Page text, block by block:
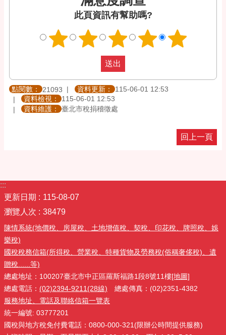
此頁資訊有幫助嗎?
點閱數： 21093 資料更新：
115-06-01 12:53
資料檢視：
115-06-01 12:53
資料維護：
臺北市稅捐稽徵處
回上一頁
:::
更新日期
115-08-07
瀏覽人次
38479
陳情系統(地價稅、房屋稅、土地增值稅、契稅、印花稅、牌照稅、娛
樂稅)
國稅稅務信箱(所得稅、營業稅、特種貨物及勞務稅(俗稱奢侈稅)、遺
贈稅......等)
總處地址：100207臺北市中正區羅斯福路1段8號11樓[地圖]
總處電話： (02)2394-9211(28線) 總處傳真：(02)2351-4382
服務地址、電話及聯絡信箱一覽表
統一編號: 03777201
國稅與地方稅免付費電話：0800-000-321(限辦公時間提供服務)